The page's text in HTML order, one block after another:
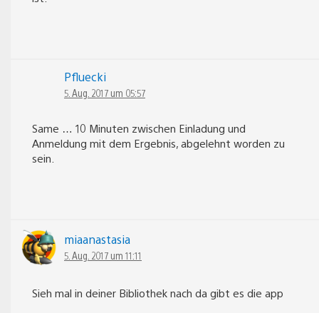
Pfluecki
5. Aug. 2017 um 05:57
Same … 10 Minuten zwischen Einladung und
Anmeldung mit dem Ergebnis, abgelehnt worden zu
sein.
miaanastasia
5. Aug. 2017 um 11:11
Sieh mal in deiner Bibliothek nach da gibt es die app